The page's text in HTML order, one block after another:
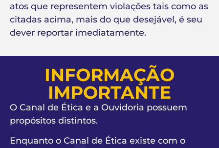
atos que representem violações tais como as
citadas acima, mais do que desejável, é seu
dever reportar imediatamente.
INFORMAÇÃO
IMPORTANTE
O Canal de Ética e a Ouvidoria possuem
propósitos distintos.
Enquanto o Canal de Ética existe com o